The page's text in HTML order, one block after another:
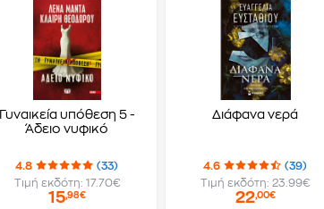
Γυναικεία υπόθεση 5 -
Άδειο νυφικό
4.8
(33)
Τιμή εκδότη: 17.70€
15,98€
Διάφανα νερά
4.6
(39)
Τιμή εκδότη: 23.99€
22,00€